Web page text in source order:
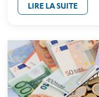
LIRE LA SUITE